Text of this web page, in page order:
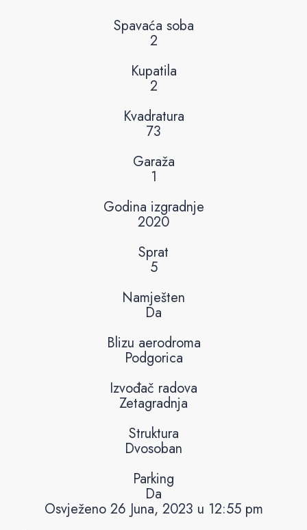
Spavaća soba
2
Kupatila
2
Kvadratura
73
Garaža
1
Godina izgradnje
2020
Sprat
5
Namješten
Da
Blizu aerodroma
Podgorica
Izvođač radova
Zetagradnja
Struktura
Dvosoban
Parking
Da
Osvježeno 26 Juna, 2023 u 12:55 pm